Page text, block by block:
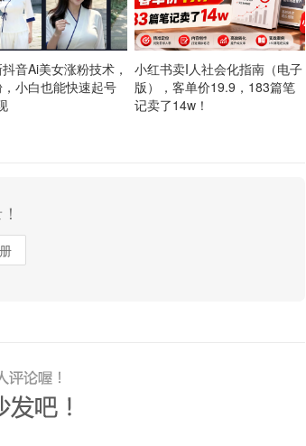
音Ai美女涨粉技术，
小白也能快速起号
小红书卖I人社会化指南（电子
版），客单价19.9，183篇笔
记卖了14w！